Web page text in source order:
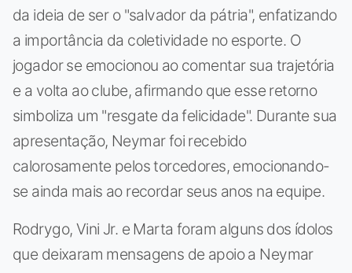
da ideia de ser o "salvador da pátria", enfatizando
a importância da coletividade no esporte. O
jogador se emocionou ao comentar sua trajetória
e a volta ao clube, afirmando que esse retorno
simboliza um "resgate da felicidade". Durante sua
apresentação, Neymar foi recebido
calorosamente pelos torcedores, emocionando-
se ainda mais ao recordar seus anos na equipe.
Rodrygo, Vini Jr. e Marta foram alguns dos ídolos
que deixaram mensagens de apoio a Neymar